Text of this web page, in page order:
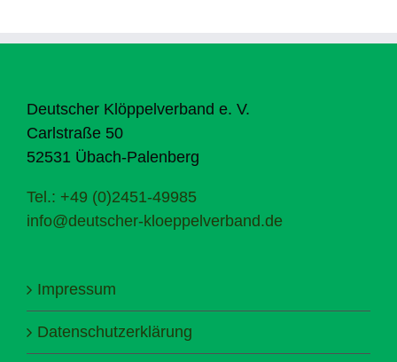
Deutscher Klöppelverband e. V.
Carlstraße 50
52531 Übach-Palenberg
Tel.: +49 (0)2451-49985
info@deutscher-kloeppelverband.de
Impressum
Datenschutzerklärung